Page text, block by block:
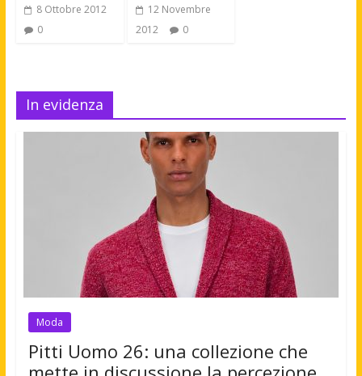
8 Ottobre 2012
0
12 Novembre
2012
0
In evidenza
Moda
Pitti Uomo 26: una collezione che